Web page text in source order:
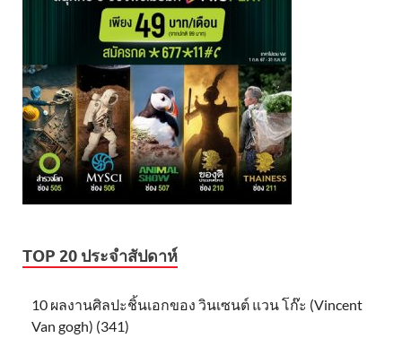
TOP 20 ประจำสัปดาห์
10 ผลงานศิลปะชิ้นเอกของ วินเซนต์ แวน โก๊ะ (Vincent
Van gogh) (341)